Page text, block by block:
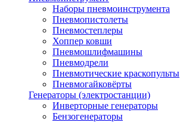
Наборы пневмоинструмента
Пневмопистолеты
Пневмостеплеры
Хоппер ковши
Пневмошлифмашины
Пневмодрели
Пневмотические краскопульты
Пневмогайковёрты
Генераторы (электростанции)
Инверторные генераторы
Бензогенераторы